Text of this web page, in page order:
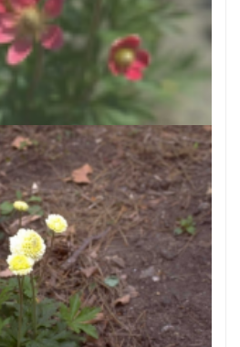
Anemoon
x lesseri